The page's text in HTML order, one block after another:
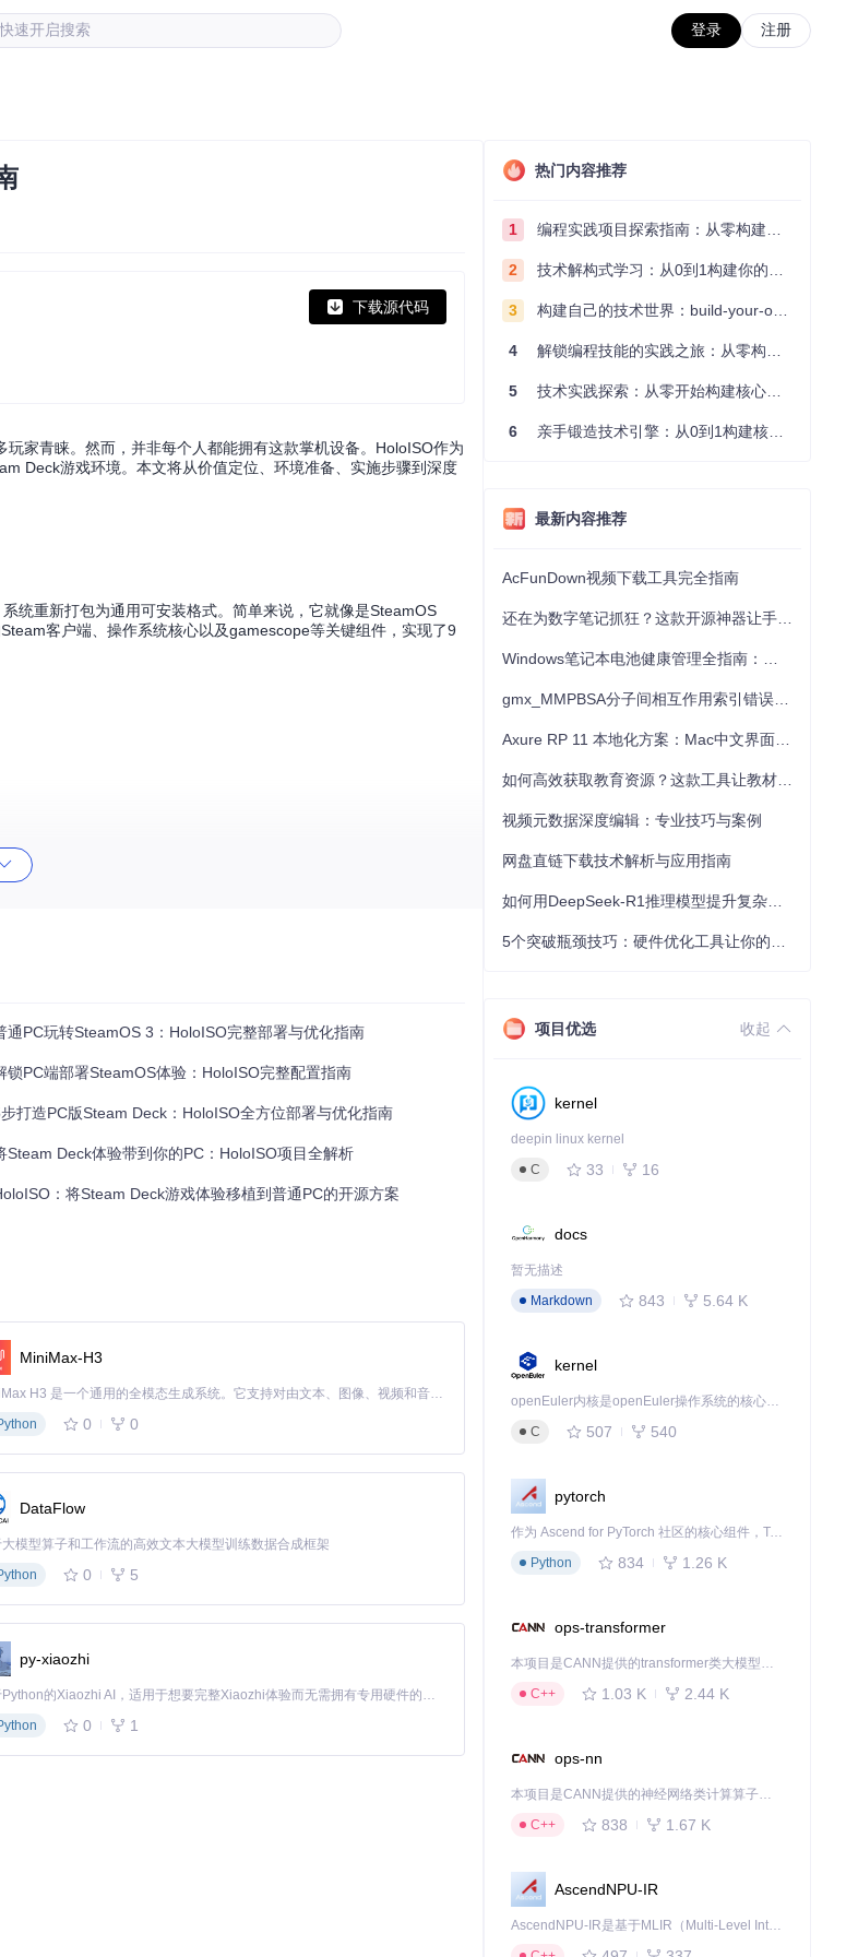
快速开启搜索 登录 注册
下载源代码
家青睐。然而，并非每个人都能拥有这款掌机设备。HoloISO作为
Deck游戏环境。本文将从价值定位、环境准备、实施步骤到深度
统重新打包为通用可安装格式。简单来说，它就像是SteamOS
客户端、操作系统核心以及gamescope等关键组件，实现了9
主板
通PC玩转SteamOS 3：HoloISO完整部署与优化指南
锁PC端部署SteamOS体验：HoloISO完整配置指南
打造PC版Steam Deck：HoloISO全方位部署与优化指南
Steam Deck体验带到你的PC：HoloISO项目全解析
：将Steam Deck游戏体验移植到普通PC的开源方案
MiniMax-H3
MiniMax H3 是一个通用的全模态生成系统。它支持对由文本、图像、视频和音频组成的多模态上下文进行统一理解，并能生成分辨率高达 2K、时长可达 15 秒的带原生立体声音频的视频。得益于面向任务泛化的系统设计，H3 在预训练阶段就已具备广泛的多模态上下文理解与生成能力，能够出色地执行复杂的多模态指令。
0 0
DataFlow
大模型算子和工作流的高效文本大模型训练数据合成框架
0 5
py-xiaozhi
基于Python的Xiaozhi AI，适用于想要完整Xiaozhi体验而无需拥有专用硬件的用户。
0 1
热门内容推荐
1 编程实践项目探索指南：从零构建技术能力体系
2 技术解构式学习：从0到1构建你的编程知识体系
3 构建自己的技术世界：build-your-own-x项目的实践探索指南
4 解锁编程技能的实践之旅：从零构建你的技术世界
5 技术实践探索：从零开始构建核心系统的实践指南
6 亲手锻造技术引擎：从0到1构建核心系统的实践指南
最新内容推荐
AcFunDown视频下载工具完全指南
视频元数据深度编辑：专业技巧与案例
网盘直链下载技术解析与应用指南
项目优选 收起
kernel
deepin linux kernel
C
33 16
docs
暂无描述
Markdown
843 5.64 K
kernel
openEuler内核是openEuler操作系统的核心，既是系统性能与稳定性的基石，也是连接处理器、设备与服务的桥梁。
C
507 540
pytorch
作为 Ascend for PyTorch 社区的核心组件，TorchNPU 是昇腾专为 PyTorch 打造的深度学习适配插件，使 PyTorch 框架能够直接调用昇腾 NPU，为开发者提供昇腾 AI 处理器的超强算力。
Python
834 1.26 K
ops-transformer
本项目是CANN提供的transformer类大模型算子库，实现网络在NPU上加速计算。
C++
1.03 K 2.44 K
ops-nn
本项目是CANN提供的神经网络类计算算子库，实现网络在NPU上加速计算。
C++
838 1.67 K
AscendNPU-IR
AscendNPU-IR是基于MLIR（Multi-Level Intermediate Representation）构建的，面向昇腾亲和算子编译时使用的中间表示，提供昇腾完备表达能力，通过编译优化提升昇腾AI处理器计算效率，支持通过生态框架使能昇腾AI处理器与深度调优